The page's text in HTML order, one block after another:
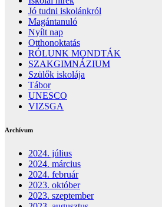
Jó tudni iskolánkról
Magántanuló
Nyílt nap
Otthonoktatás
RÓLUNK MONDTÁK
SZAKGIMNÁZIUM
Szülők iskolája
Tábor
UNESCO
VIZSGA
Archívum
2024. július
2024. március
2024. február
2023. október
2023. szeptember